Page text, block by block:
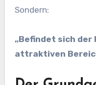
Sondern:
„Befindet sich der
attraktiven